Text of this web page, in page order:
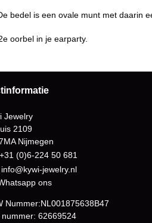
bedel is een ovale munt met daarin
oorbel in je earparty.
Jewelry
2109
Nijmegen
+31 (0)6-224 50 681
info@kywi-jewelry.nl
ons
Nummer:NL001875638B47
nummer: 62669524